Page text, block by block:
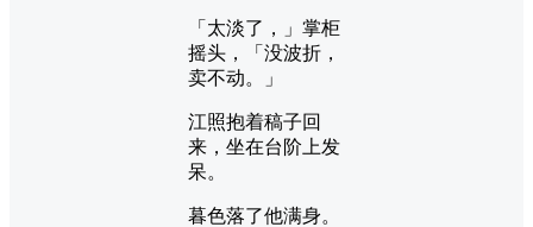
「太淡了，」掌柜
摇头，「没波折，
卖不动。」
江照抱着稿子回
来，坐在台阶上发
呆。
暮色落了他满身。